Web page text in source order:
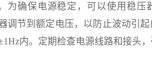
确保电源稳定，可以使用稳压
调节到额定电压，以防止波动引
内。定期检查电源线路和接头